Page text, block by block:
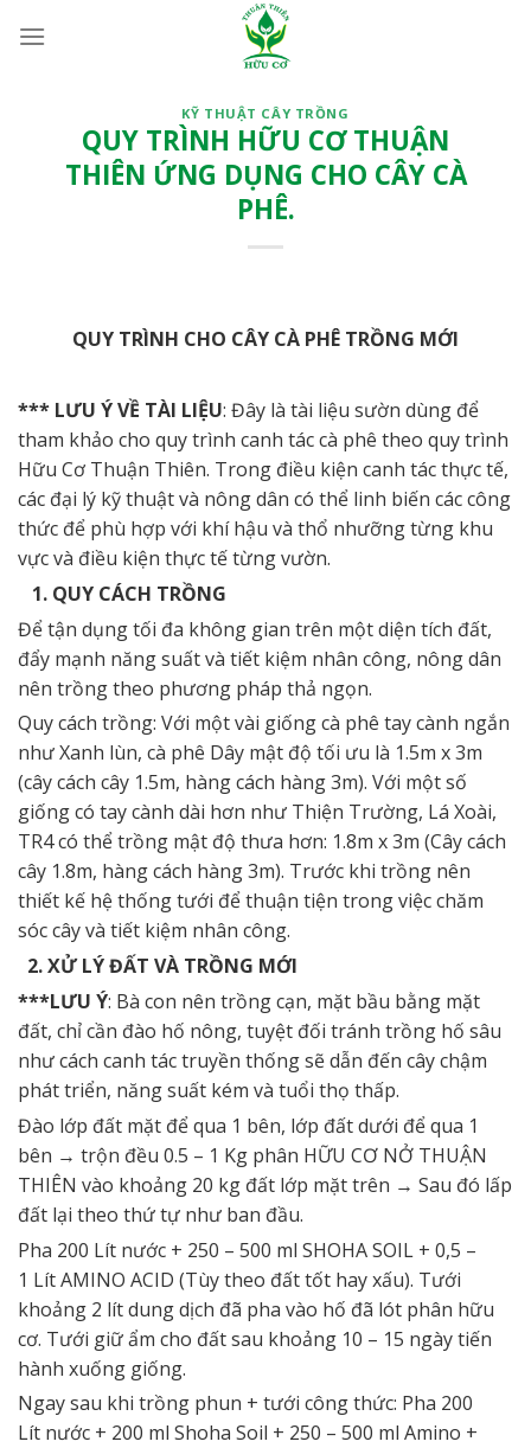
qua
KỸ THUẬT CÂY TRỒNG
QUY TRÌNH HỮU CƠ THUẬN
THIÊN ỨNG DỤNG CHO CÂY CÀ
PHÊ.
QUY TRÌNH CHO CÂY CÀ PHÊ TRỒNG MỚI
*** LƯU Ý VỀ TÀI LIỆU: Đây là tài liệu sườn dùng để
tham khảo cho quy trình canh tác cà phê theo quy trình
Hữu Cơ Thuận Thiên. Trong điều kiện canh tác thực tế,
các đại lý kỹ thuật và nông dân có thể linh biến các công
thức để phù hợp với khí hậu và thổ nhưỡng từng khu
vực và điều kiện thực tế từng vườn.
1. QUY CÁCH TRỒNG
Để tận dụng tối đa không gian trên một diện tích đất,
đẩy mạnh năng suất và tiết kiệm nhân công, nông dân
nên trồng theo phương pháp thả ngọn.
Quy cách trồng: Với một vài giống cà phê tay cành ngắn
như Xanh lùn, cà phê Dây mật độ tối ưu là 1.5m x 3m
(cây cách cây 1.5m, hàng cách hàng 3m). Với một số
giống có tay cành dài hơn như Thiện Trường, Lá Xoài,
TR4 có thể trồng mật độ thưa hơn: 1.8m x 3m (Cây cách
cây 1.8m, hàng cách hàng 3m). Trước khi trồng nên
thiết kế hệ thống tưới để thuận tiện trong việc chăm
sóc cây và tiết kiệm nhân công.
2. XỬ LÝ ĐẤT VÀ TRỒNG MỚI
***LƯU Ý: Bà con nên trồng cạn, mặt bầu bằng mặt
đất, chỉ cần đào hố nông, tuyệt đối tránh trồng hố sâu
như cách canh tác truyền thống sẽ dẫn đến cây chậm
phát triển, năng suất kém và tuổi thọ thấp.
Đào lớp đất mặt để qua 1 bên, lớp đất dưới để qua 1
bên → trộn đều 0.5 – 1 Kg phân HỮU CƠ NỞ THUẬN
THIÊN vào khoảng 20 kg đất lớp mặt trên → Sau đó lấp
đất lại theo thứ tự như ban đầu.
Pha 200 Lít nước + 250 – 500 ml SHOHA SOIL + 0,5 –
1 Lít AMINO ACID (Tùy theo đất tốt hay xấu). Tưới
khoảng 2 lít dung dịch đã pha vào hố đã lót phân hữu
cơ. Tưới giữ ẩm cho đất sau khoảng 10 – 15 ngày tiến
hành xuống giống.
Ngay sau khi trồng phun + tưới công thức: Pha 200
Lít nước + 200 ml Shoha Soil + 250 – 500 ml Amino +